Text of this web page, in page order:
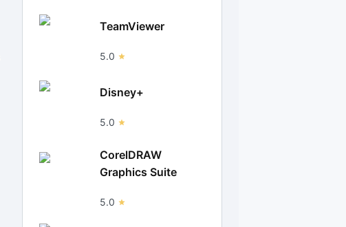
TeamViewer
5.0
Disney+
5.0
CorelDRAW
Graphics Suite
5.0